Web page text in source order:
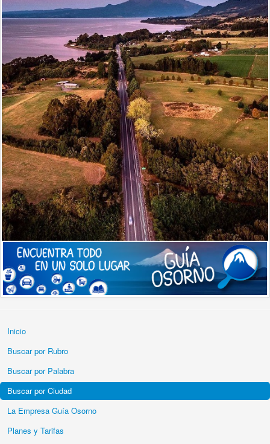
Inicio
Buscar por Rubro
Buscar por Palabra
Buscar por Ciudad
La Empresa Guía Osorno
Planes y Tarifas